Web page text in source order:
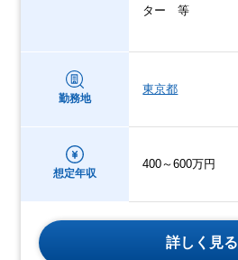
ター 等
勤務地
東京都
想定年収
400～600万円
詳しく見る